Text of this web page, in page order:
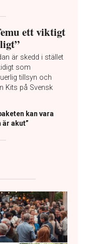
ett viktigt
är skedd i stället
som
tillsyn och
Kits på Svensk
kan vara
akut”